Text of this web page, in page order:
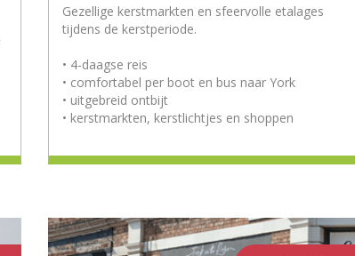
Gezellige kerstmarkten en sfeervolle etalages
tijdens de kerstperiode.
• 4-daagse reis
• comfortabel per boot en bus naar York
• uitgebreid ontbijt
• kerstmarkten, kerstlichtjes en shoppen